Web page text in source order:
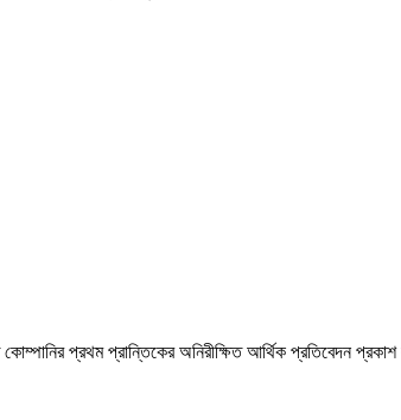
প্রথম প্রান্তিকের অনিরীক্ষিত আর্থিক প্রতিবেদন প্রকাশ